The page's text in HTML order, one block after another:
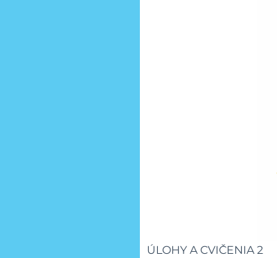
ÚLOHY A CVIČENIA 2